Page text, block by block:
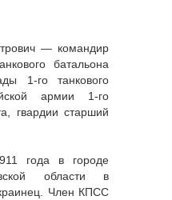
— командир
батальона
1-го танкового
армии 1-го
гвардии старший
года в городе
области в
Член КПСС